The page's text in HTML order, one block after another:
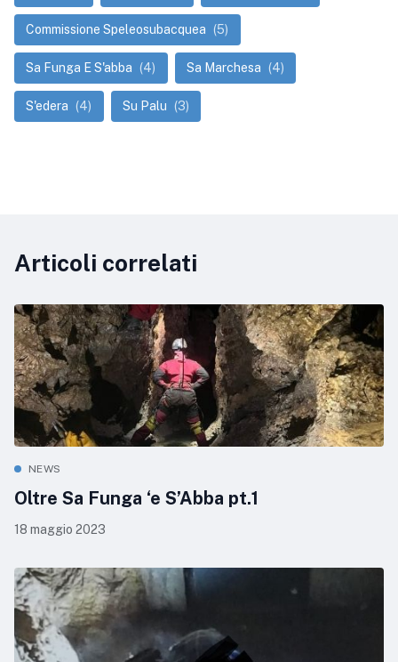
Commissione Speleosubacquea (5)
Sa Funga E S'abba (4) Sa Marchesa (4)
S'edera (4) Su Palu (3)
Articoli correlati
NEWS
Oltre Sa Funga ‘e S’Abba pt.1
18 maggio 2023